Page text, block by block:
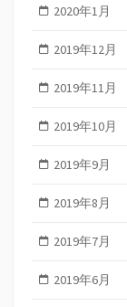
2020年1月
2019年12月
2019年11月
2019年10月
2019年9月
2019年8月
2019年7月
2019年6月